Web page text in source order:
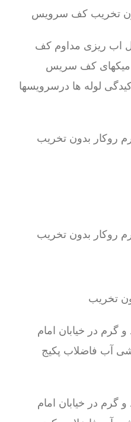
تخریب کف سرویس
اب ریزی مداوم کف
کف سریس
لوله ها درسرویسها